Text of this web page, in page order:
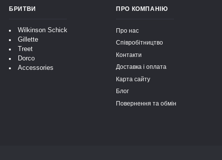
БРИТВИ
Wilkinson Schick
Gillette
Treet
Dorco
Accessories
ПРО КОМПАНІЮ
Про нас
Співробітництво
Контакти
Доставка і оплата
Карта сайту
Блог
Повернення та обмін